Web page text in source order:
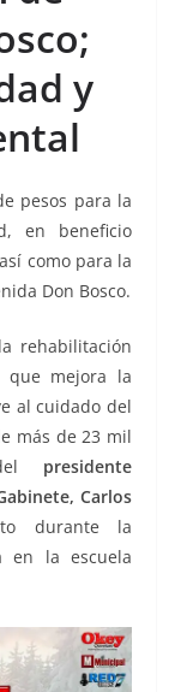
y
pesos para la
en beneficio
como para la
Don Bosco.
rehabilitación
mejora la
al cuidado del
más de 23 mil
presidente
Carlos
durante la
en la escuela